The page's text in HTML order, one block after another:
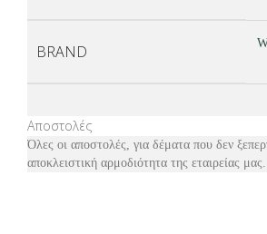
BRAND
Αποστολές
Όλες οι αποστολές, για δέματα που δεν
αποκλειστική αρμοδιότητα της εταιρείας μας.